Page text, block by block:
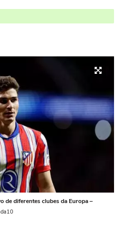
de diferentes clubes da Europa –